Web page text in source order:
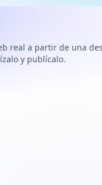
real a partir de una
y publícalo.